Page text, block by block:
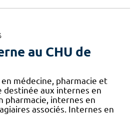
au CHU de
médecine, pharmacie et
aux internes en
pharmacie, internes en
associés. Internes en